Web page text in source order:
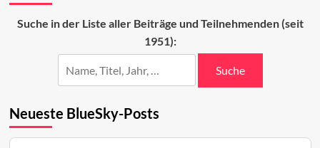
Festivals
Suche in der Liste aller Beiträge und Teilnehmenden (seit
1951):
Suche
Neueste BlueSky-Posts